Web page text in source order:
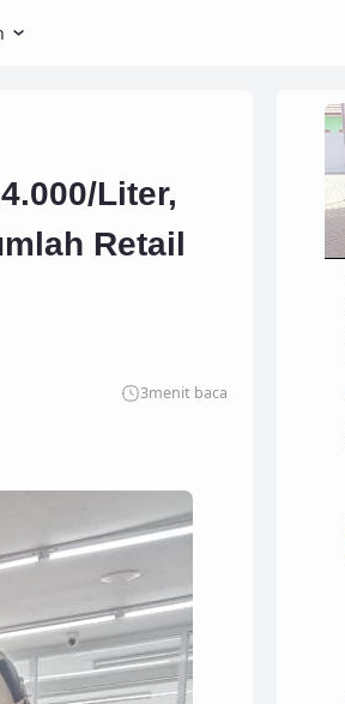
Liter,
Retail
3menit baca